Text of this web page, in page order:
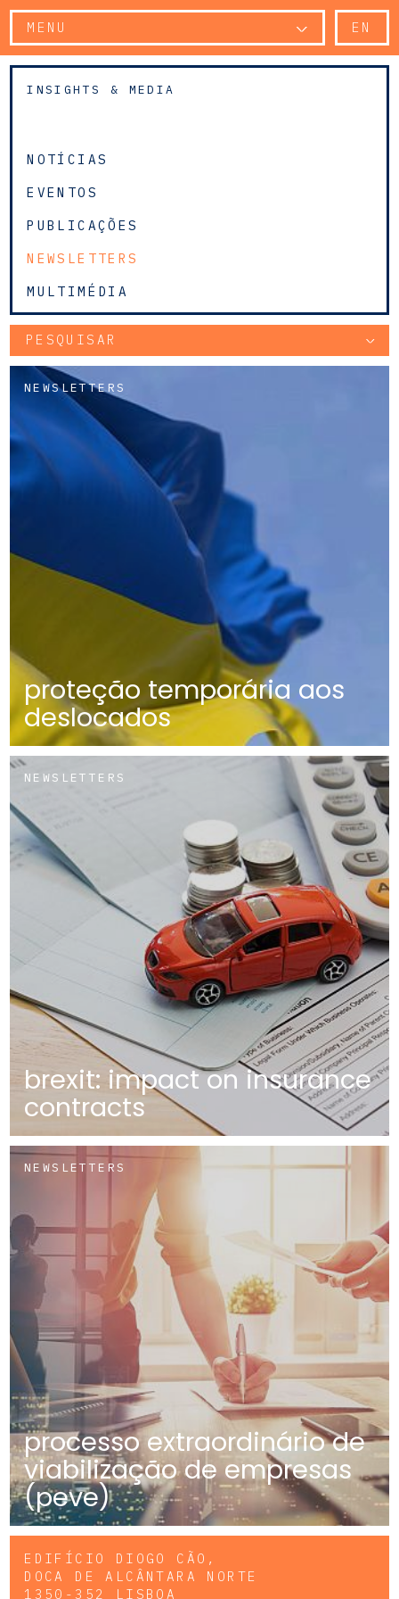
MENU EN
INSIGHTS & MEDIA
NOTÍCIAS
EVENTOS
PUBLICAÇÕES
NEWSLETTERS
MULTIMÉDIA
PESQUISAR
NEWSLETTERS
proteção temporária aos
deslocados
NEWSLETTERS
brexit: impact on insurance
contracts
NEWSLETTERS
processo extraordinário de
viabilização de empresas
(peve)
EDIFÍCIO DIOGO CÃO,
DOCA DE ALCÂNTARA NORTE
1350-352 LISBOA